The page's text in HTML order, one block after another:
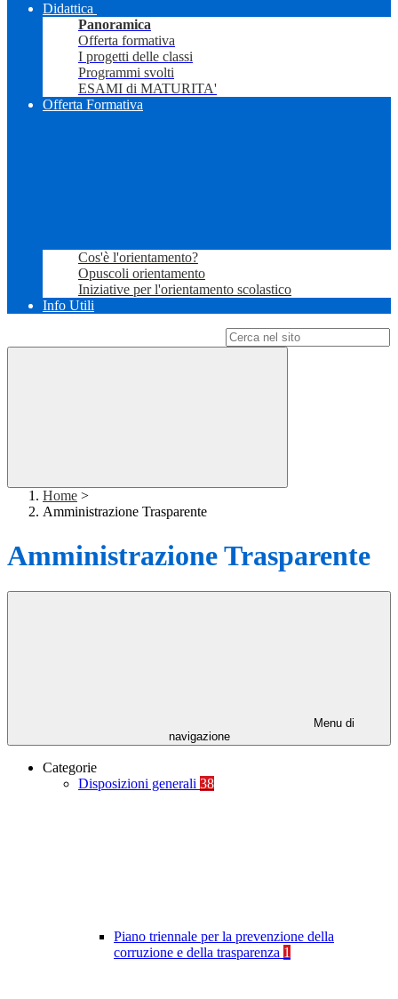
Didattica
Panoramica
Offerta formativa
I progetti delle classi
Programmi svolti
ESAMI di MATURITA'
Offerta Formativa
Cos'è l'orientamento?
Opuscoli orientamento
Iniziative per l'orientamento scolastico
Info Utili
Home >
Amministrazione Trasparente
Amministrazione Trasparente
Menu di
navigazione
Categorie
Disposizioni generali 38
Piano triennale per la prevenzione della
corruzione e della trasparenza 1